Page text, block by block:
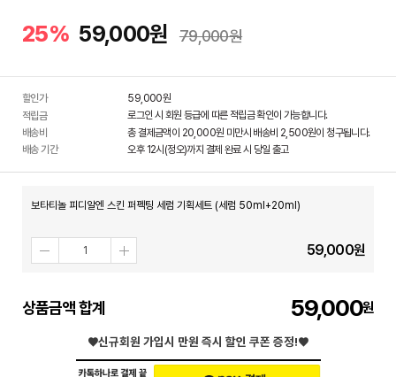
25% 59,000원 79,000원
할인가 59,000원
적립금
로그인 시 회원 등급에 따른 적립금 확인이 가능합니다.
배송비
총 결제금액이 20,000원 미만시 배송비 2,500원이 청구됩니다.
배송 기간
오후 12시(정오)까지 결제 완료 시 당일 출고
보타티놀 피디알엔 스킨 퍼펙팅 세럼 기획세트 (세럼 50ml+20ml)
59,000원
상품금액 합계 59,000
♥신규회원 가입시 만원 즉시 할인 쿠폰 증정!♥